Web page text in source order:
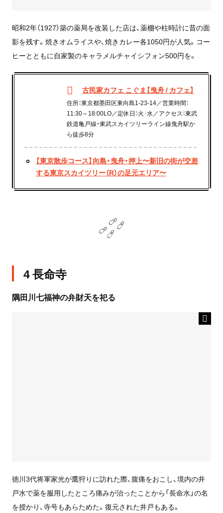
昭和2年（1927）築の薬局を改装した店は、薬棚や柱時計に昔の面
影を残す。焼きオムライスや、焼きカレー各1050円が人気。コー
ヒーとともに自家製のキャラメルチャイシフォン500円を。
古民家カフェ こぐま【曳舟 / カフェ】
住所：東京都墨田区東向島1-23-14／営業時間：
11:30～18:00LO／定休日：火･水／アクセス：東武
鉄道亀戸線・東武スカイツリーライン線曳舟駅か
ら徒歩8分
【東京散歩コース】向島・曳舟・押上〜新旧の街が交差
する東京スカイツリー（R）の足元エリア〜
4 長命寺
隅田川七福神の弁財天を祀る
徳川3代将軍家光が鷹狩りに訪れた際、腹痛をおこし、境内の井
戸水で薬を服用したところ痛みが治ったことから「長命水」の名
を授かり、寺号もあらためた。復元された井戸もある。